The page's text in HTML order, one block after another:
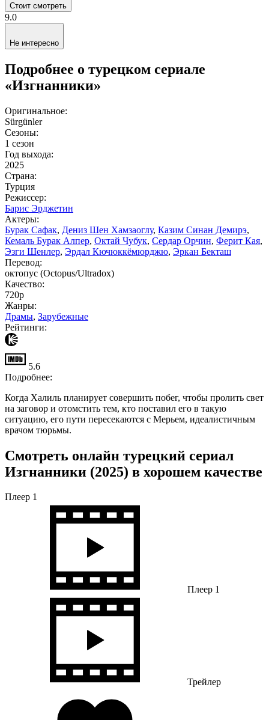
Стоит смотреть
9.0
Не интересно
Подробнее о турецком сериале
«Изгнанники»
Оригинальное:
Sürgünler
Сезоны:
1 сезон
Год выхода:
2025
Страна:
Турция
Режиссер:
Барис Эрджетин
Актеры:
Бурак Сафак, Дениз Шен Хамзаоглу, Казим Синан Демирэ,
Кемаль Бурак Алпер, Октай Чубук, Сердар Орчин, Ферит Кая,
Эзги Шенлер, Эрдал Кючюккёмюрджю, Эркан Бекташ
Перевод:
октопус (Octopus/Ultradox)
Качество:
720p
Жанры:
Драмы, Зарубежные
Рейтинги:
5.6
Подробнее:
Когда Халиль планирует совершить побег, чтобы пролить свет
на заговор и отомстить тем, кто поставил его в такую ​​
ситуацию, его пути пересекаются с Мерьем, идеалистичным
врачом тюрьмы.
Смотреть онлайн турецкий сериал
Изгнанники (2025) в хорошем качестве
Плеер 1
Плеер 1
Трейлер